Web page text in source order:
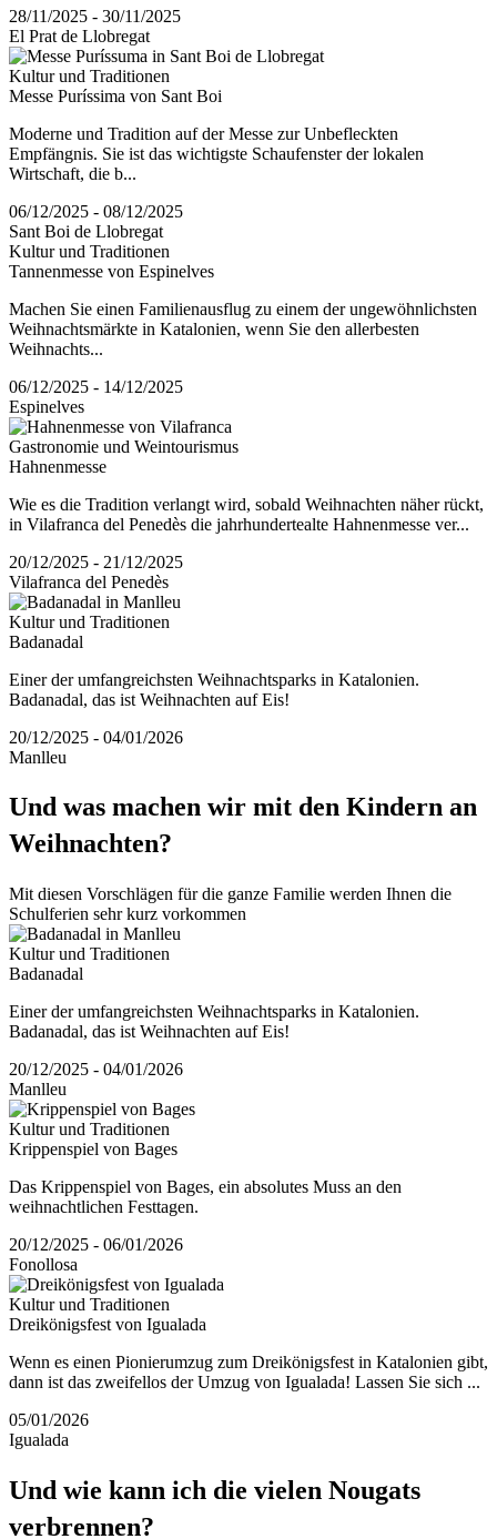
28/11/2025 - 30/11/2025
El Prat de Llobregat
Kultur und Traditionen
Messe Puríssima von Sant Boi
Moderne und Tradition auf der Messe zur Unbefleckten
Empfängnis. Sie ist das wichtigste Schaufenster der lokalen
Wirtschaft, die b...
06/12/2025 - 08/12/2025
Sant Boi de Llobregat
Kultur und Traditionen
Tannenmesse von Espinelves
Machen Sie einen Familienausflug zu einem der ungewöhnlichsten
Weihnachtsmärkte in Katalonien, wenn Sie den allerbesten
Weihnachts...
06/12/2025 - 14/12/2025
Espinelves
Gastronomie und Weintourismus
Hahnenmesse
Wie es die Tradition verlangt wird, sobald Weihnachten näher rückt,
in Vilafranca del Penedès die jahrhundertealte Hahnenmesse ver...
20/12/2025 - 21/12/2025
Vilafranca del Penedès
Kultur und Traditionen
Badanadal
Einer der umfangreichsten Weihnachtsparks in Katalonien.
Badanadal, das ist Weihnachten auf Eis!
20/12/2025 - 04/01/2026
Manlleu
Und was machen wir mit den Kindern an
Weihnachten?
Mit diesen Vorschlägen für die ganze Familie werden Ihnen die
Schulferien sehr kurz vorkommen
Kultur und Traditionen
Badanadal
Einer der umfangreichsten Weihnachtsparks in Katalonien.
Badanadal, das ist Weihnachten auf Eis!
20/12/2025 - 04/01/2026
Manlleu
Kultur und Traditionen
Krippenspiel von Bages
Das Krippenspiel von Bages, ein absolutes Muss an den
weihnachtlichen Festtagen.
20/12/2025 - 06/01/2026
Fonollosa
Kultur und Traditionen
Dreikönigsfest von Igualada
Wenn es einen Pionierumzug zum Dreikönigsfest in Katalonien gibt,
dann ist das zweifellos der Umzug von Igualada! Lassen Sie sich ...
05/01/2026
Igualada
Und wie kann ich die vielen Nougats
verbrennen?